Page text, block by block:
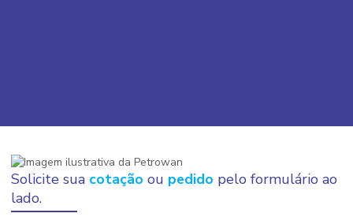
Solicite sua cotação ou pedido pelo formulário ao
lado.